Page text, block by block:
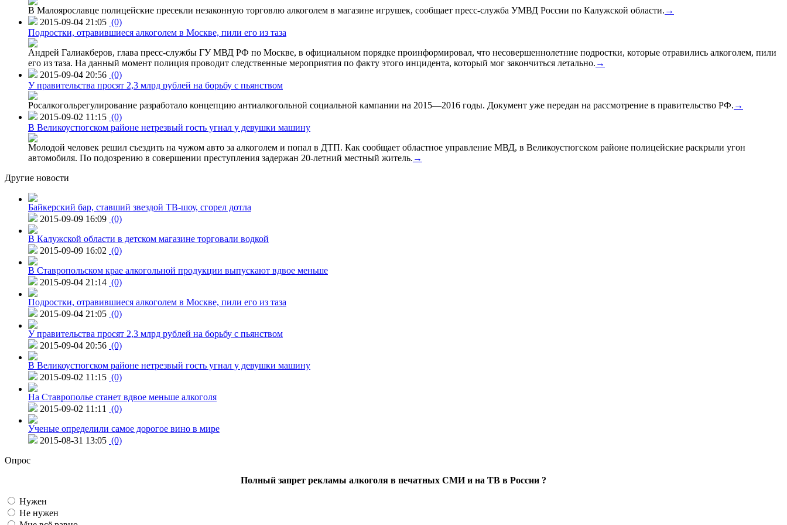
В Малоярославце полицейские пресекли незаконную торговлю алкоголем в магазине игрушек, сообщает пресс-служба УМВД России по Калужской области. →
2015-09-04 21:05 (0)
Подростки, отравившиеся алкоголем в Москве, пили его из таза
Андрей Галиакберов, глава пресс-службы ГУ МВД РФ по Москве, в официальном порядке проинформировал, что несовершеннолетние подростки, которые отравились алкоголем, пили
его из таза. На данный момент полиция проводит следственные мероприятия по факту этого инцидента, который мог закончиться летально. →
2015-09-04 20:56 (0)
У правительства просят 2,3 млрд рублей на борьбу с пьянством
Росалкогольрегулирование разработало концепцию антиалкогольной социальной кампании на 2015—2016 годы. Документ уже передан на рассмотрение в правительство РФ. →
2015-09-02 11:15 (0)
В Великоустюгском районе нетрезвый гость угнал у девушки машину
Молодой человек решил съездить на чужом авто за алкоголем и попал в ДТП. Как сообщает областное управление МВД, в Великоустюгском районе полицейские раскрыли угон
автомобиля. По подозрению в совершении преступления задержан 20-летний местный житель. →
Другие новости
Байкерский бар, ставший звездой ТВ-шоу, сгорел дотла
2015-09-09 16:09 (0)
В Калужской области в детском магазине торговали водкой
2015-09-09 16:02 (0)
В Ставропольском крае алкогольной продукции выпускают вдвое меньше
2015-09-04 21:14 (0)
Подростки, отравившиеся алкоголем в Москве, пили его из таза
2015-09-04 21:05 (0)
У правительства просят 2,3 млрд рублей на борьбу с пьянством
2015-09-04 20:56 (0)
В Великоустюгском районе нетрезвый гость угнал у девушки машину
2015-09-02 11:15 (0)
На Ставрополье станет вдвое меньше алкоголя
2015-09-02 11:11
(0)
Ученые определили самое дорогое вино в мире
2015-08-31 13:05 (0)
Опрос
Полный запрет рекламы алкоголя в печатных СМИ и на ТВ в России ?
Нужен
Не нужен